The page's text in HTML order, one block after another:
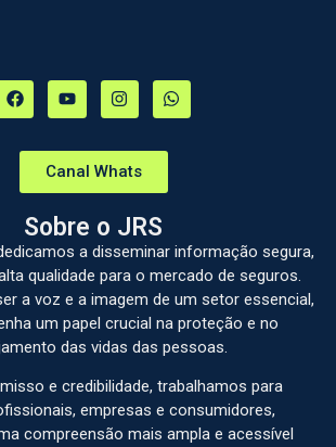
Canal Whats
Sobre o JRS
a disseminar informação segura,
qualidade para o mercado de seguros.
a voz e a imagem de um setor essencial,
um papel crucial na proteção e no
das vidas das pessoas.
e credibilidade, trabalhamos para
empresas e consumidores,
compreensão mais ampla e acessível